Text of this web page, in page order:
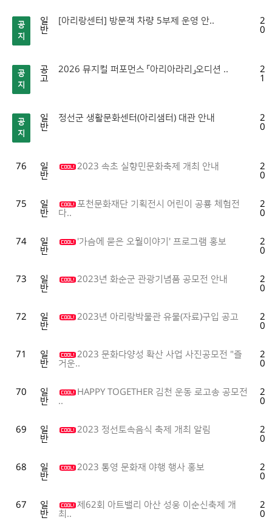
공
지
일
반
[아리랑센터] 방문객 차량 5부제 운영 안..
공
지
공
고
2026 뮤지컬 퍼포먼스 「아리아라리」오디션 ..
공
지
일
반
정선군 생활문화센터(아리샘터) 대관 안내
76
일
반
2023 속초 실향민문화축제 개최 안내
75
일
반
포천문화재단 기획전시 어린이 공룡 체험전
다..
74
일
반
'가슴에 묻은 오월이야기' 프로그램 홍보
73
일
반
2023년 화순군 관광기념품 공모전 안내
72
일
반
2023년 아리랑박물관 유물(자료)구입 공고
71
일
반
2023 문화다양성 확산 사업 사진공모전 "즐
거운..
70
일
반
HAPPY TOGETHER 김천 운동 로고송 공모전
..
69
일
반
2023 정선토속음식 축제 개최 알림
68
일
반
2023 통영 문화재 야행 행사 홍보
67
일
반
제62회 아트밸리 아산 성웅 이순신축제 개
최..